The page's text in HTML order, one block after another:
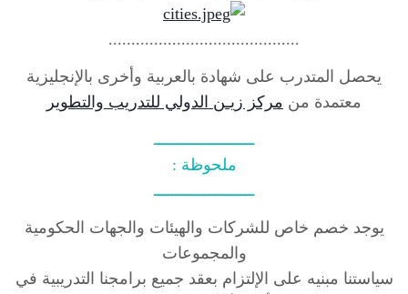
..........................................
يحصل المتدرب على شهادة بالعربية وأخرى بالإنجليزية
معتمدة من مركز زيـن الدولي للتدريب والتطوير
ــــــــــــــــــــــ
ملحوظة :
ــــــــــــــــــــــ
يوجد خصم خاص للشركات والهيئات والجهات الحكومية
والمجموعات
سياستنا مبنيه على الإلتزام بعقد جميع برامجنا التدريبية في